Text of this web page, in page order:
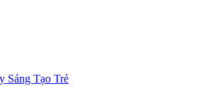
Sáng Tạo Trẻ